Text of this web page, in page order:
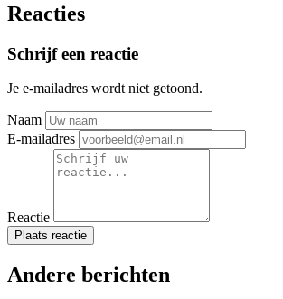
Reacties
Schrijf een reactie
Je e-mailadres wordt niet getoond.
Naam
E-mailadres
Reactie
Plaats reactie
Andere berichten